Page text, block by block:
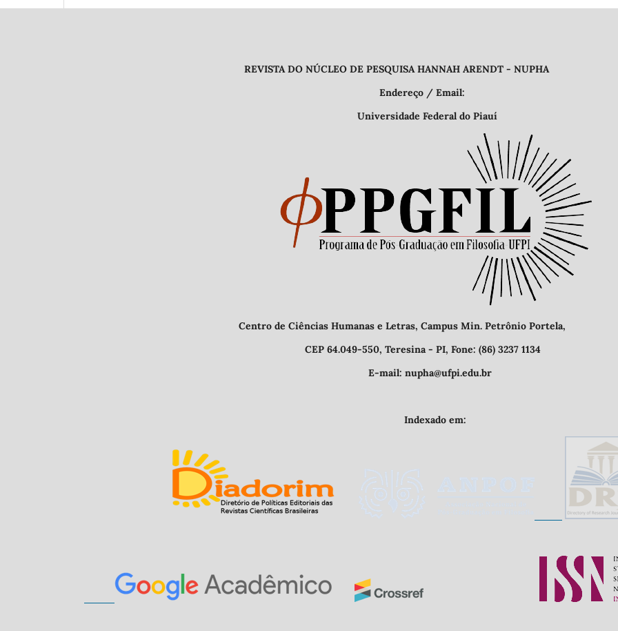
REVISTA DO NÚCLEO DE PESQUISA HANNAH ARENDT - NUPHA
Endereço / Email:
Universidade Federal do Piauí
Centro de Ciências Humanas e Letras, Campus Min. Petrônio Portela,
CEP 64.049-550, Teresina - PI, Fone: (86) 3237 1134
E-mail: nupha@ufpi.edu.br
Indexado em: